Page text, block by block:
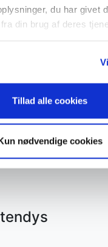
du har givet
din brug af deres
Tillad alle cookies
nødvendige cookies
10 84
82